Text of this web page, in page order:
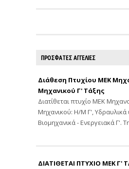
ΠΡΟΣΦΑΤΕΣ ΑΓΓΕΛΙΕΣ
Διάθεση Πτυχίου ΜΕΚ
Μηχανικού Γ' Τάξης
Διατίθεται πτυχίο ΜΕΚ
Μηχανικού: Η/Μ Γ', Υδραυλικά
Βιομηχανικά - Ενεργειακά Γ'.
ΔΙΑΤΙΘΕΤΑΙ ΠΤΥΧΙΟ ΜΕΚ Γ'